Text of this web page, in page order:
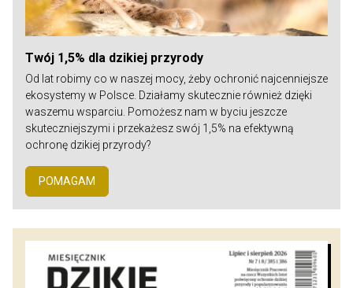
Twój 1,5% dla dzikiej przyrody
Od lat robimy co w naszej mocy, żeby ochronić najcenniejsze
ekosystemy w Polsce. Działamy skutecznie również dzięki
waszemu wsparciu. Pomożesz nam w byciu jeszcze
skuteczniejszymi i przekażesz swój 1,5% na efektywną
ochronę dzikiej przyrody?
POMAGAM